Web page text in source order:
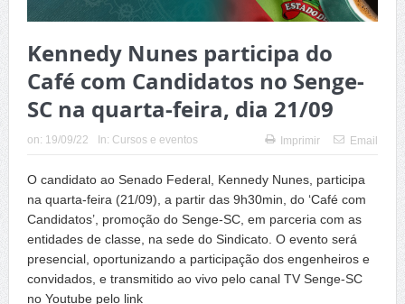
Kennedy Nunes participa do
Café com Candidatos no Senge-
SC na quarta-feira, dia 21/09
on: 19/09/22 In: Cursos e eventos Imprimir Email
O candidato ao Senado Federal, Kennedy Nunes, participa
na quarta-feira (21/09), a partir das 9h30min, do ‘Café com
Candidatos’, promoção do Senge-SC, em parceria com as
entidades de classe, na sede do Sindicato. O evento será
presencial, oportunizando a participação dos engenheiros e
convidados, e transmitido ao vivo pelo canal TV Senge-SC
no Youtube pelo link